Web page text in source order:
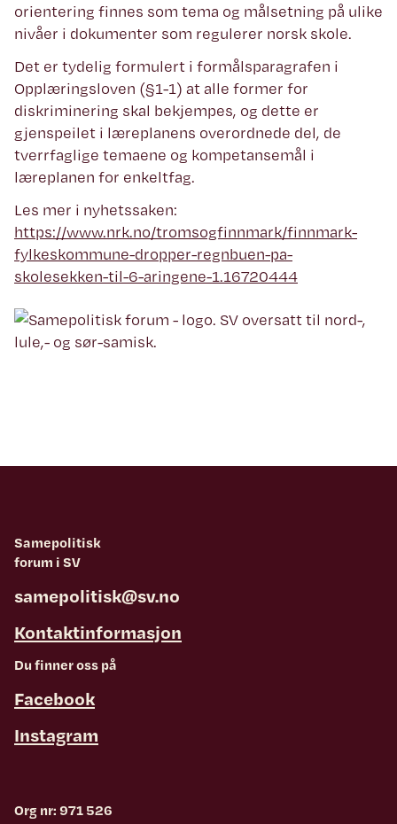
orientering finnes som tema og målsetning på ulike
nivåer i dokumenter som regulerer norsk skole.
Det er tydelig formulert i formålsparagrafen i
Opplæringsloven (§1-1) at alle former for
diskriminering skal bekjempes, og dette er
gjenspeilet i læreplanens overordnede del, de
tverrfaglige temaene og kompetansemål i
læreplanen for enkeltfag.
Les mer i nyhetssaken:
https://www.nrk.no/tromsogfinnmark/finnmark-
fylkeskommune-dropper-regnbuen-pa-
skolesekken-til-6-aringene-1.16720444
Samepolitisk
forum i SV
samepolitisk@sv.no
Kontaktinformasjon
Du finner oss på
Facebook
Instagram
Org nr: 971 526